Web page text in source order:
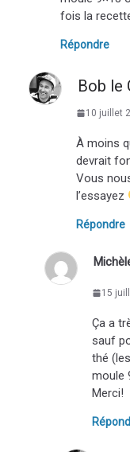
fois la
Répondre
Bob le
10 juillet
À moins
devrait
Vous
l’essayez
Répondre
15
Ça a
sauf
thé
moule
Merci!